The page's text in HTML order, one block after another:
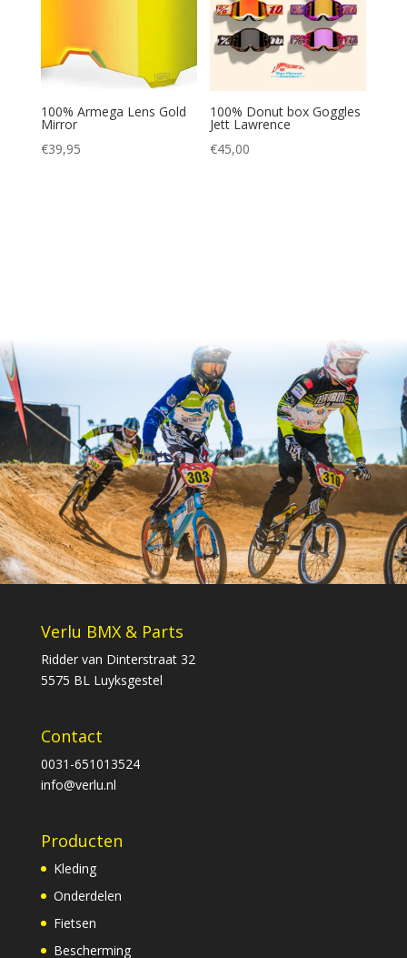
100% Armega Lens Gold
Mirror
€39,95
100% Donut box Goggles
Jett Lawrence
€45,00
Verlu BMX & Parts
Ridder van Dinterstraat 32
5575 BL Luyksgestel
Contact
0031-651013524
info@verlu.nl
Producten
Kleding
Onderdelen
Fietsen
Bescherming